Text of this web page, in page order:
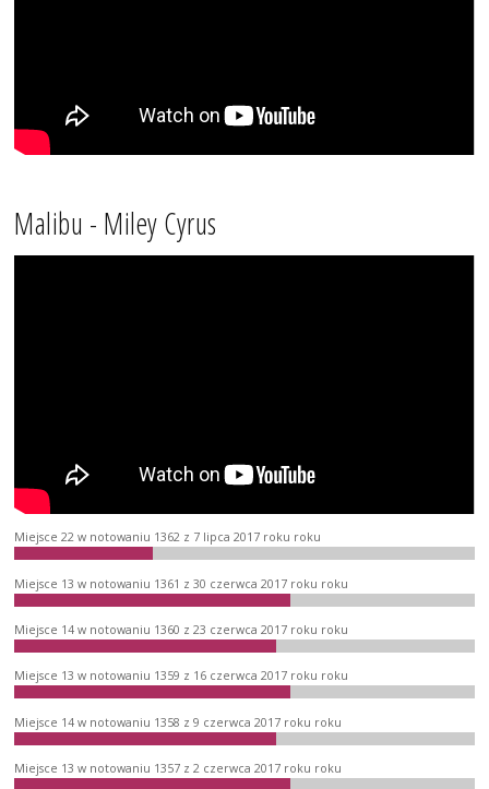
Malibu - Miley Cyrus
Miejsce 22 w notowaniu 1362 z 7 lipca 2017 roku roku
Miejsce 13 w notowaniu 1361 z 30 czerwca 2017 roku roku
Miejsce 14 w notowaniu 1360 z 23 czerwca 2017 roku roku
Miejsce 13 w notowaniu 1359 z 16 czerwca 2017 roku roku
Miejsce 14 w notowaniu 1358 z 9 czerwca 2017 roku roku
Miejsce 13 w notowaniu 1357 z 2 czerwca 2017 roku roku